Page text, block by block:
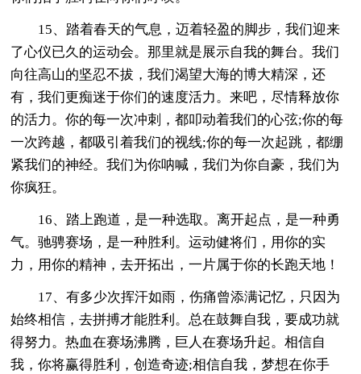
15、踏着春天的气息，迈着轻盈的脚步，我们迎来
了心仪已久的运动会。那里就是展示自我的舞台。我们
向往高山的坚忍不拔，我们渴望大海的博大精深，还
有，我们更痴迷于你们的速度活力。来吧，尽情释放你
的活力。你的每一次冲刺，都叩动着我们的心弦;你的每
一次跨越，都吸引着我们的视线;你的每一次起跳，都绷
紧我们的神经。我们为你呐喊，我们为你自豪，我们为
你疯狂。
16、踏上跑道，是一种选取。离开起点，是一种勇
气。驰骋赛场，是一种胜利。运动健将们，用你的实
力，用你的精神，去开拓出，一片属于你的长跑天地！
17、有多少次挥汗如雨，伤痛曾添满记忆，只因为
始终相信，去拼搏才能胜利。总在鼓舞自我，要成功就
得努力。热血在赛场沸腾，巨人在赛场升起。相信自
我，你将赢得胜利，创造奇迹;相信自我，梦想在你手